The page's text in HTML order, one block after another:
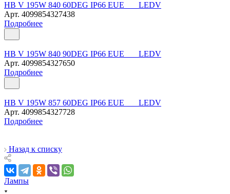
HB V 195W 840 60DEG IP66 EUE LEDV
Арт. 4099854327438
Подробнее
HB V 195W 840 90DEG IP66 EUE LEDV
Арт. 4099854327650
Подробнее
HB V 195W 857 60DEG IP66 EUE LEDV
Арт. 4099854327728
Подробнее
Назад к списку
Лампы